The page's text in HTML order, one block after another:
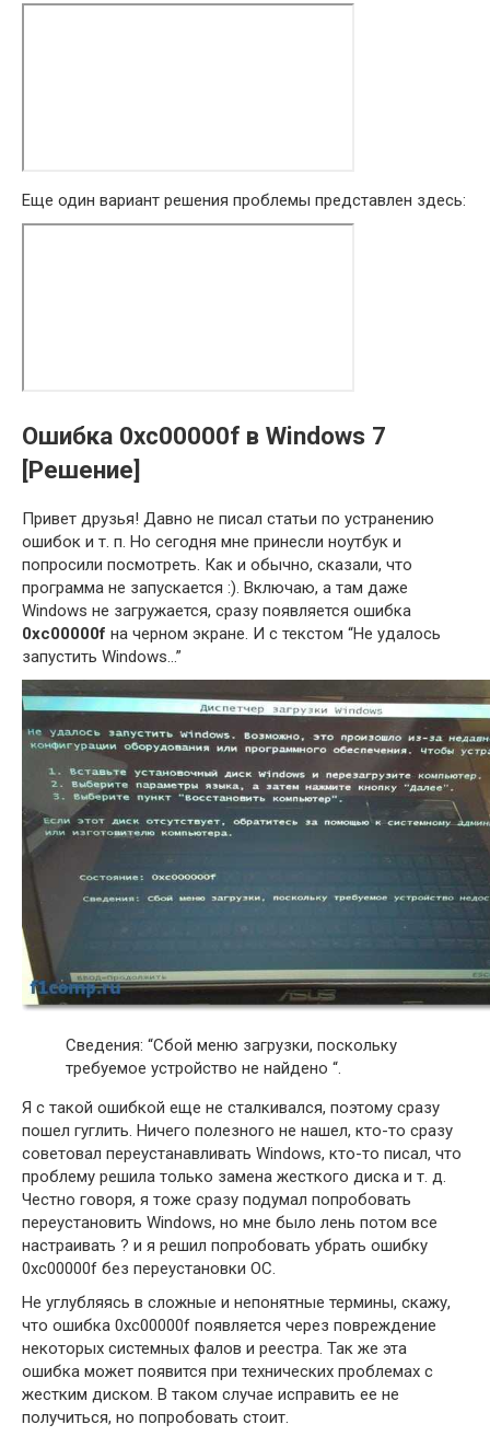
Еще один вариант решения проблемы представлен здесь:
Ошибка 0xc00000f в Windows 7
[Решение]
Привет друзья! Давно не писал статьи по устранению
ошибок и т. п. Но сегодня мне принесли ноутбук и
попросили посмотреть. Как и обычно, сказали, что
программа не запускается :). Включаю, а там даже
Windows не загружается, сразу появляется ошибка
0xc00000f на черном экране. И с текстом “Не удалось
запустить Windows…”
Сведения: “Сбой меню загрузки, поскольку
требуемое устройство не найдено “.
Я с такой ошибкой еще не сталкивался, поэтому сразу
пошел гуглить. Ничего полезного не нашел, кто-то сразу
советовал переустанавливать Windows, кто-то писал, что
проблему решила только замена жесткого диска и т. д.
Честно говоря, я тоже сразу подумал попробовать
переустановить Windows, но мне было лень потом все
настраивать ? и я решил попробовать убрать ошибку
0xc00000f без переустановки ОС.
Не углубляясь в сложные и непонятные термины, скажу,
что ошибка 0xc00000f появляется через повреждение
некоторых системных фалов и реестра. Так же эта
ошибка может появится при технических проблемах с
жестким диском. В таком случае исправить ее не
получиться, но попробовать стоит.